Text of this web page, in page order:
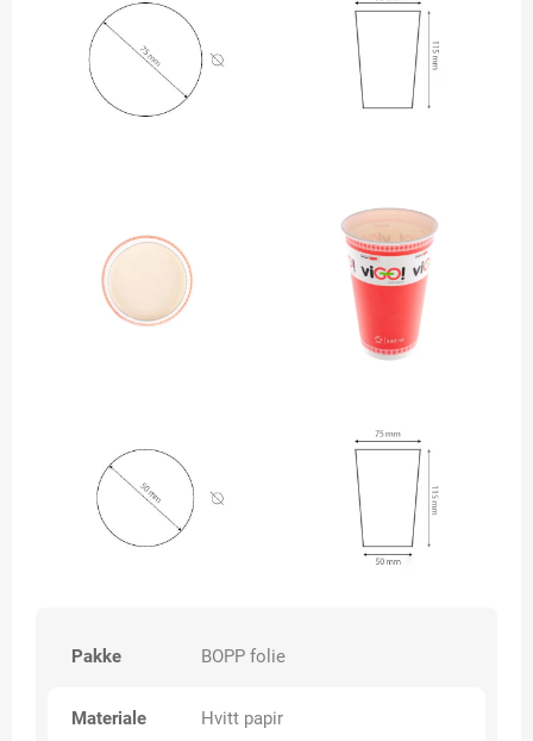
Pakke BOPP folie
Materiale Hvitt papir